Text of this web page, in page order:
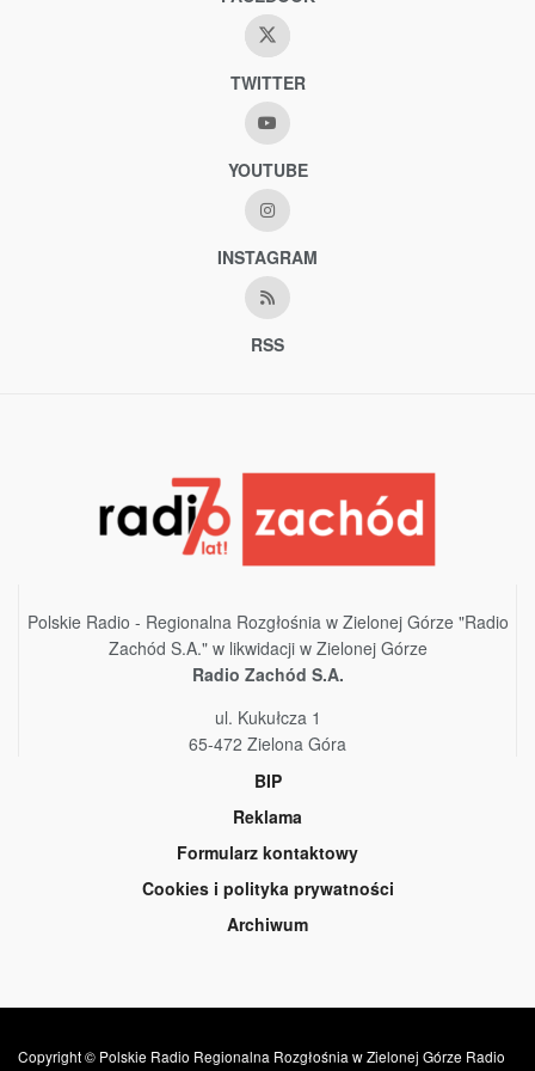
TWITTER
YOUTUBE
INSTAGRAM
RSS
Polskie Radio - Regionalna Rozgłośnia w Zielonej Górze "Radio
Zachód S.A." w likwidacji w Zielonej Górze
Radio Zachód S.A.
ul. Kukułcza 1
65-472 Zielona Góra
BIP
Reklama
Formularz kontaktowy
Cookies i polityka prywatności
Archiwum
Copyright © Polskie Radio Regionalna Rozgłośnia w Zielonej Górze Radio